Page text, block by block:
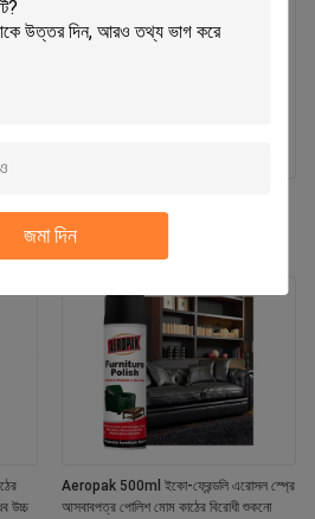
জমা দিনমুক্ত দ্রুত-শুষ্ক পরিষ্কারের স্প্রে
উচ্চ
Aeropak 500ml ইকো-ফ্রেন্ডলি এরোসল স্প্রে
আসবাবপত্র পোলিশ মোম কাঠের বিরোধী শুকনো